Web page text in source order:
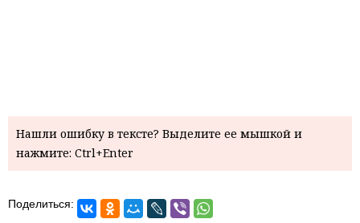
Нашли ошибку в тексте? Выделите ее мышкой и
нажмите: Ctrl+Enter
Поделиться: